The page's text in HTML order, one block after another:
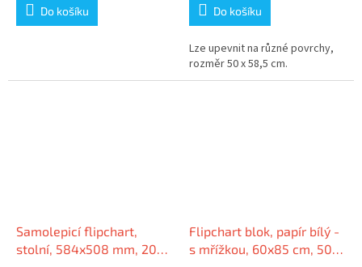
Do košíku
Do košíku
Lze upevnit na různé povrchy,
rozměr 50 x 58,5 cm.
Samolepicí flipchart,
stolní, 584x508 mm, 20
Flipchart blok, papír bílý -
s mřížkou, 60x85 cm, 50